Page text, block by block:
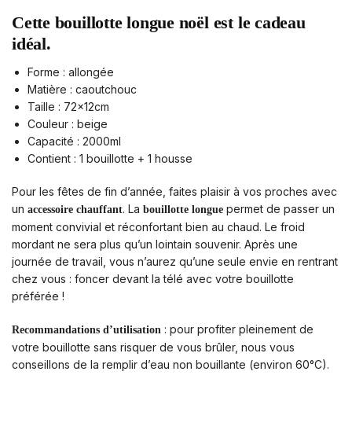
Cette bouillotte longue noël est le cadeau
idéal.
Forme : allongée
Matière : caoutchouc
Taille : 72x12cm
Couleur : beige
Capacité : 2000ml
Contient : 1 bouillotte + 1 housse
Pour les fêtes de fin d’année, faites plaisir à vos proches avec
un accessoire chauffant. La bouillotte longue permet de passer un
moment convivial et réconfortant bien au chaud. Le froid
mordant ne sera plus qu’un lointain souvenir. Après une
journée de travail, vous n’aurez qu’une seule envie en rentrant
chez vous : foncer devant la télé avec votre bouillotte
préférée !
Recommandations d’utilisation : pour profiter pleinement de
votre bouillotte sans risquer de vous brûler, nous vous
conseillons de la remplir d’eau non bouillante (environ 60°C).